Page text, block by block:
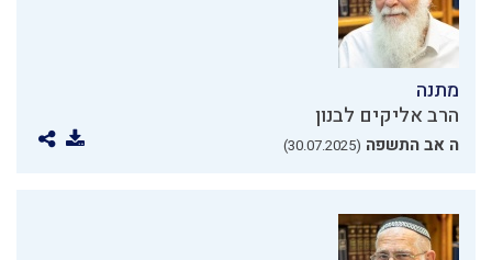
מתנה
הרב אליקים לבנון
ה אב התשפה (30.07.2025)